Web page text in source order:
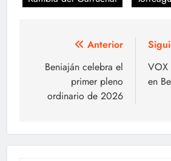
Navegación
de
entradas
Anterior
Beniaján celebra el
primer pleno
ordinario de 2026
VOX
en